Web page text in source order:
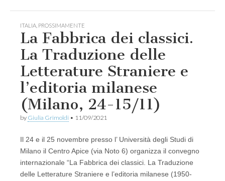
ITALIA PROSSIMAMENTE
La Fabbrica dei classici.
La Traduzione delle
Letterature Straniere e
l’editoria milanese
(Milano, 24-15/11)
by Giulia Grimoldi • 11/09/2021
Il 24 e il 25 novembre presso l’ Università degli Studi di
Milano il Centro Apice (via Noto 6) organizza il convegno
internazionale “La Fabbrica dei classici. La Traduzione
delle Letterature Straniere e l’editoria milanese (1950-